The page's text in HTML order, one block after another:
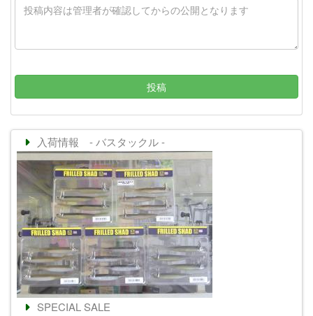
投稿
入荷情報 - バスタックル -
SPECIAL SALE